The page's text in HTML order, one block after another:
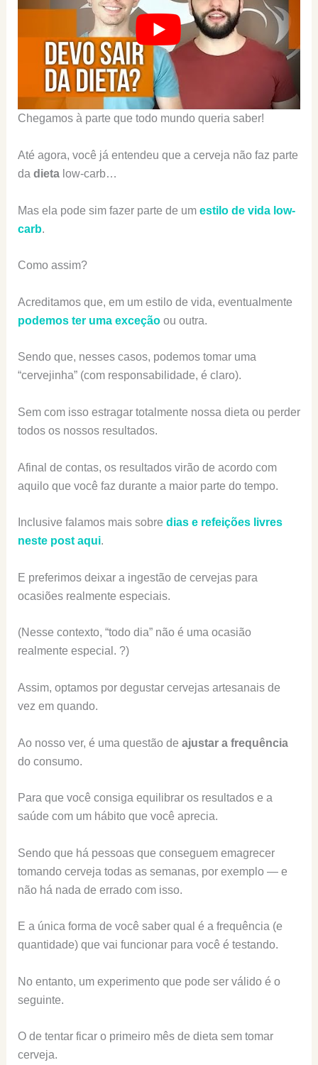
Chegamos à parte que todo mundo queria saber!
Até agora, você já entendeu que a cerveja não faz parte
da dietalow-carb…
Mas ela pode sim fazer parte de um estilo de vida low-
carb.
Como assim?
Acreditamos que, em um estilo de vida, eventualmente
podemos ter uma exceçãoou outra.
Sendo que, nesses casos, podemos tomar uma
“cervejinha” (com responsabilidade, é claro).
Sem com isso estragar totalmente nossa dieta ou perder
todos os nossos resultados.
Afinal de contas, os resultados virão de acordo com
aquilo que você faz durante a maior parte do tempo.
Inclusive falamos mais sobre dias e refeições livres
neste post aqui.
E preferimos deixar a ingestão de cervejas para
ocasiões realmente especiais.
(Nesse contexto, “todo dia” não é uma ocasião
realmente especial. ?)
Assim, optamos por degustar cervejas artesanais de
vez em quando.
Ao nosso ver, é uma questão de ajustar a frequência
do consumo.
Para que você consiga equilibrar os resultados e a
saúde com um hábito que você aprecia.
Sendo que há pessoas que conseguem emagrecer
tomando cerveja todas as semanas, por exemplo — e
não há nada de errado com isso.
E a única forma de você saber qual é a frequência (e
quantidade) que vai funcionar para você é testando.
No entanto, um experimento que pode ser válido é o
seguinte.
O de tentar ficar o primeiro mês de dieta sem tomar
cerveja.